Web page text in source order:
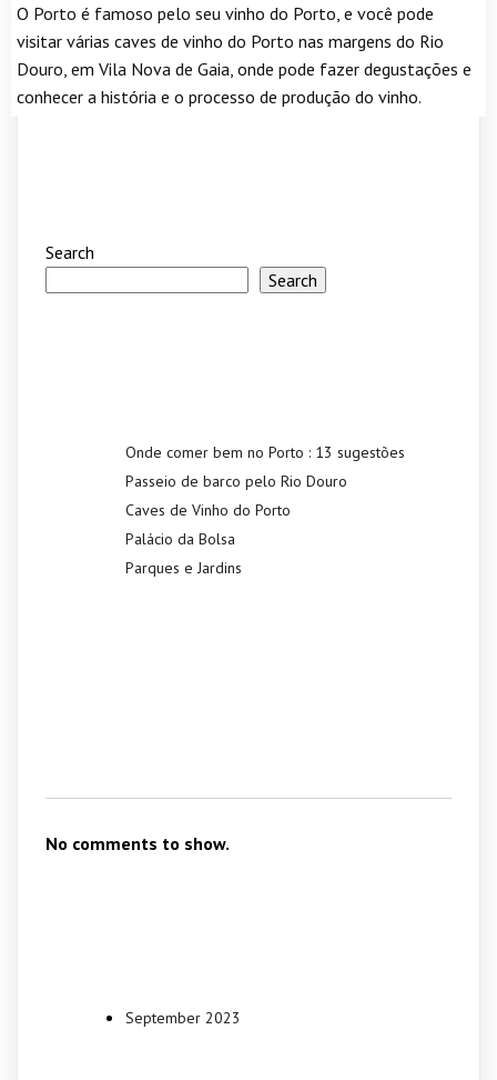
O Porto é famoso pelo seu vinho do Porto, e você pode
visitar várias caves de vinho do Porto nas margens do Rio
Douro, em Vila Nova de Gaia, onde pode fazer degustações e
conhecer a história e o processo de produção do vinho.
Search
Search
Onde comer bem no Porto : 13 sugestões
Passeio de barco pelo Rio Douro
Caves de Vinho do Porto
Palácio da Bolsa
Parques e Jardins
No comments to show.
September 2023